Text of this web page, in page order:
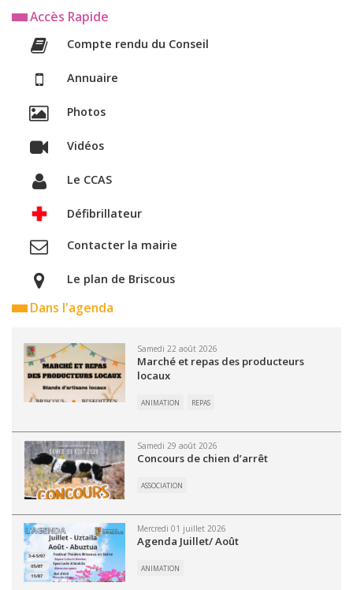
Accès Rapide
Compte rendu du Conseil
Annuaire
Photos
Vidéos
Le CCAS
Défibrillateur
Contacter la mairie
Le plan de Briscous
Dans l'agenda
Samedi 22 août 2026
Marché et repas des producteurs
locaux
ANIMATION REPAS
Samedi 29 août 2026
Concours de chien d’arrêt
ASSOCIATION
Mercredi 01 juillet 2026
Agenda Juillet/ Août
ANIMATION